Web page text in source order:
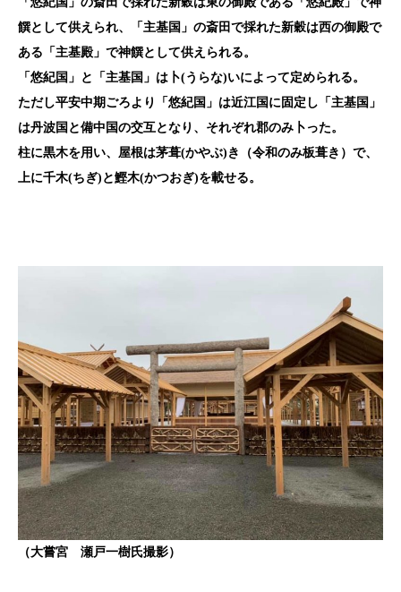
饌として供えられ、「主基国」の斎田で採れた新穀は西の御殿で
ある「主基殿」で神饌として供えられる。
「悠紀国」と「主基国」は卜(うらな)いによって定められる。
ただし平安中期ごろより「悠紀国」は近江国に固定し「主基国」
は丹波国と備中国の交互となり、それぞれ郡のみ卜った。
柱に黒木を用い、屋根は茅葺(かやぶ)き（令和のみ板葺き）で、
上に千木(ちぎ)と鰹木(かつおぎ)を載せる。
（大嘗宮 瀬戸一樹氏撮影）